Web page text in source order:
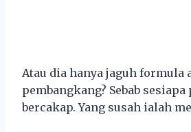
Atau dia hanya jaguh formula
pembangkang? Sebab sesiapa
bercakap. Yang susah ialah